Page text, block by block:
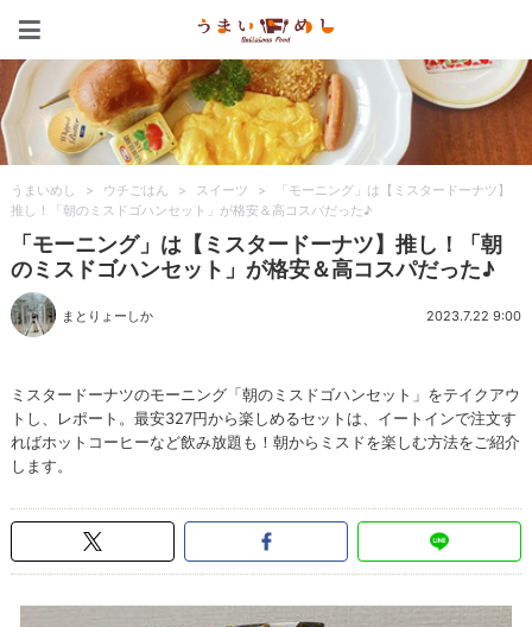
うまいめし > ウチごはん > スイーツ >
「モーニング」は【ミスタードーナツ】
推し！「朝のミスドゴハンセット」が格安＆高コスパだった♪
「モーニング」は【ミスタードーナツ】推し！「朝
のミスドゴハンセット」が格安＆高コスパだった♪
まとりょーしか 2023.7.22 9:00
ミスタードーナツのモーニング「朝のミスドゴハンセット」をテイクアウ
トし、レポート。最安327円から楽しめるセットは、イートインで注文す
ればホットコーヒーなど飲み放題も！朝からミスドを楽しむ方法をご紹介
します。